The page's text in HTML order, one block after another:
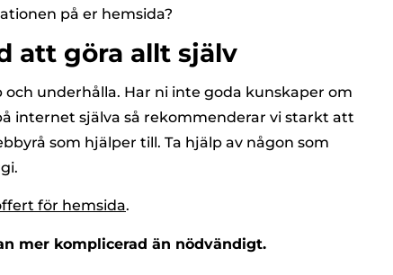
på er hemsida?
att göra allt själv
underhålla. Har ni inte goda kunskaper om
internet själva så rekommenderar vi starkt att
som hjälper till. Ta hjälp av någon som
för hemsida.
mer komplicerad än nödvändigt.